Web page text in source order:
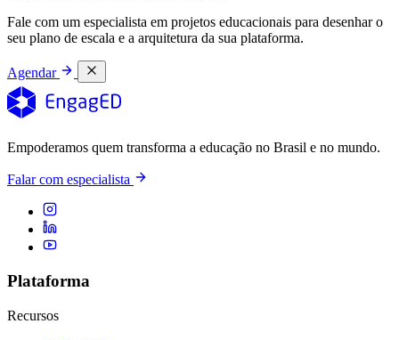
Fale com um especialista em projetos educacionais para desenhar o
seu plano de escala e a arquitetura da sua plataforma.
Agendar
Empoderamos quem transforma a educação no Brasil e no mundo.
Falar com especialista
Plataforma
Recursos